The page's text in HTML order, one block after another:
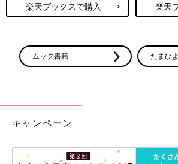
楽天ブックスで購入 楽天
ムック書籍 たまひ
キャンペーン